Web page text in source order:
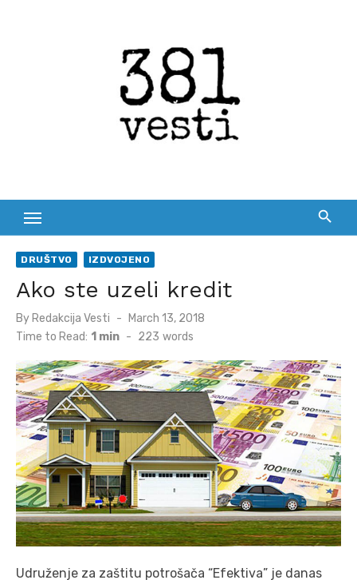
DRUŠTVO IZDVOJENO
Ako ste uzeli kredit
By Redakcija Vesti
Posted
on
March 13, 2018
Time to Read: 1 min - 223 words
Udruženje za zaštitu potrošača “Efektiva” je danas